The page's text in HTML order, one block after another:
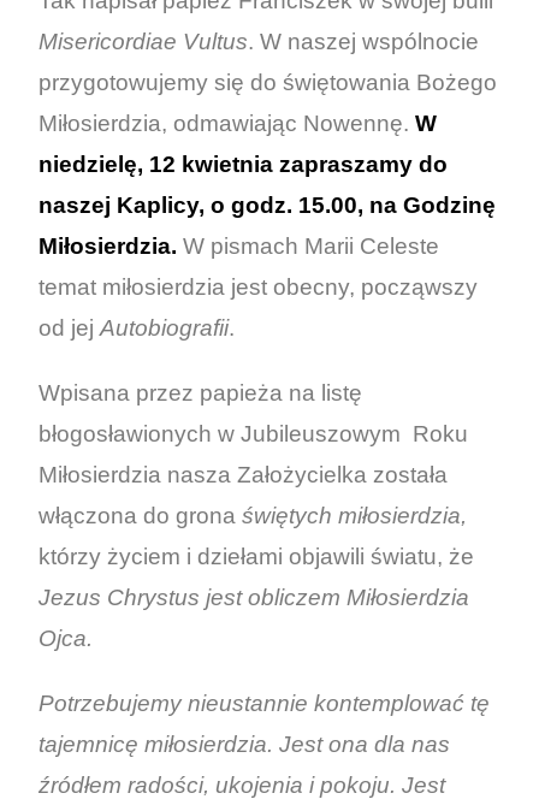
Misericordiae Vultus. W naszej wspólnocie
przygotowujemy się do świętowania Bożego
Miłosierdzia, odmawiając Nowennę.W
niedzielę, 12 kwietnia zapraszamy do
naszej Kaplicy, o godz. 15.00, na Godzinę
Miłosierdzia. W pismach Marii Celeste
temat miłosierdzia jest obecny, począwszy
od jejAutobiografii.
Wpisana przez papieża na listę
błogosławionych w Jubileuszowym Roku
Miłosierdzia nasza Założycielka została
włączona do gronaświętych miłosierdzia,
którzy życiem i dziełami objawili światu, że
Jezus Chrystus jest obliczem Miłosierdzia
Ojca.
Potrzebujemy nieustannie kontemplować tę
tajemnicę miłosierdzia. Jest ona dla nas
źródłem radości, ukojenia i pokoju. Jest